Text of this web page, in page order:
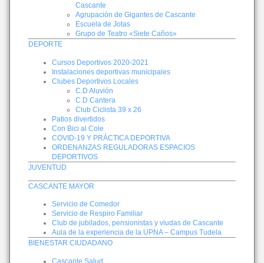
Cascante
Agrupación de Gigantes de Cascante
Escuela de Jotas
Grupo de Teatro «Siete Caños»
DEPORTE
Cursos Deportivos 2020-2021
Instalaciones deportivas municipales
Clubes Deportivos Locales
C.D Aluvión
C.D Cantera
Club Ciclista 39 x 26
Patios divertidos
Con Bici al Cole
COVID-19 Y PRÁCTICA DEPORTIVA
ORDENANZAS REGULADORAS ESPACIOS
DEPORTIVOS
JUVENTUD
CASCANTE MAYOR
Servicio de Comedor
Servicio de Respiro Familiar
Club de jubilados, pensionistas y viudas de Cascante
Aula de la experiencia de la UPNA – Campus Tudela
BIENESTAR CIUDADANO
Cascante Salud